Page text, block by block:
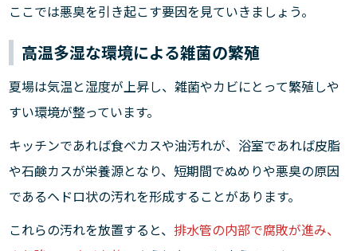
ここでは悪臭を引き起こす要因を見ていきましょう。
高温多湿な環境による雑菌の繁殖
夏場は気温と湿度が上昇し、雑菌やカビにとって繁殖しや
すい環境が整っています。
キッチンであれば食べカスや油汚れが、浴室であれば皮脂
や石鹸カスが栄養源となり、短期間でぬめりや悪臭の原因
であるヘドロ状の汚れを形成することがあります。
これらの汚れを放置すると、排水管の内部で腐敗が進み、